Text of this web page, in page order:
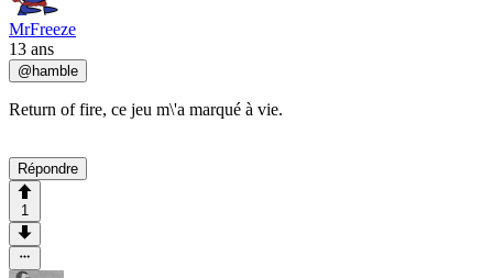
MrFreeze
13 ans
@ hamble
Return of fire, ce jeu m\'a marqué à vie.
Répondre
1